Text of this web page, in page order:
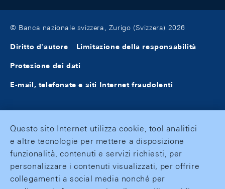
© Banca nazionale svizzera, Zurigo (Svizzera) 2026
Diritto d'autore Limitazione della responsabilità
Protezione dei dati
E-mail, telefonate e siti Internet fraudolenti
Questo sito Internet utilizza cookie, tool analitici
e altre tecnologie per mettere a disposizione
funzionalità, contenuti e servizi richiesti, per
personalizzare i contenuti visualizzati, per offrire
collegamenti a social media nonché per